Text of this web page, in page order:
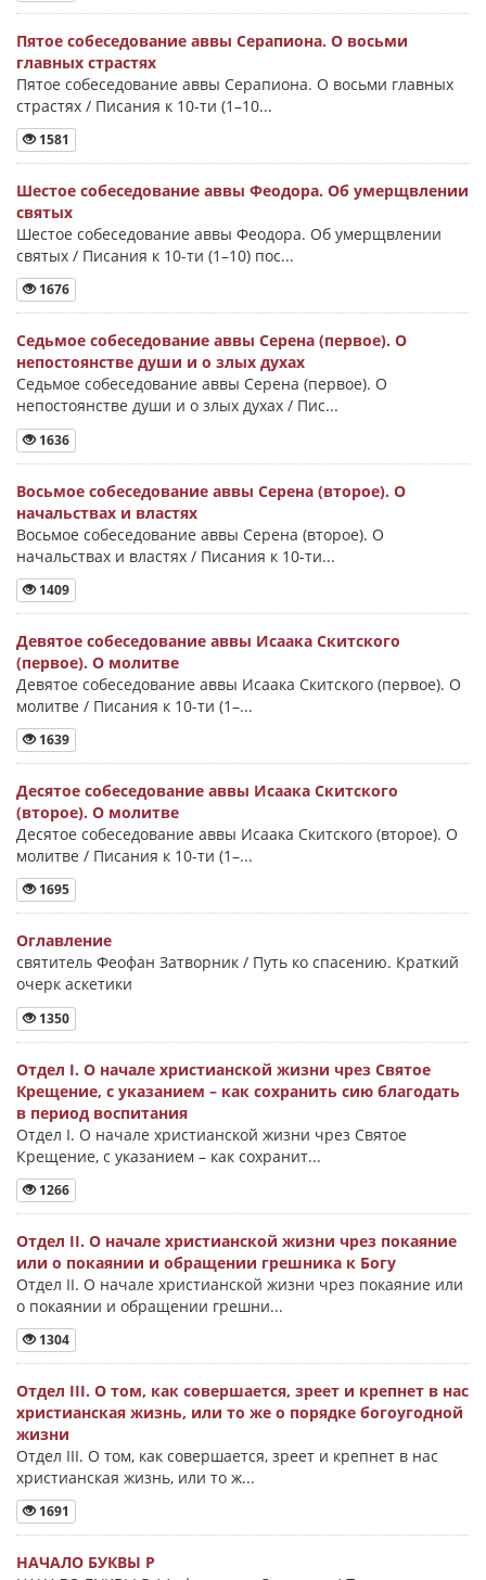
Пятое собеседование аввы Серапиона. О восьми
главных страстях
Пятое собеседование аввы Серапиона. О восьми главных
страстях / Писания к 10-ти (1–10...
1581
Шестое собеседование аввы Феодора. Об умерщвлении
святых
Шестое собеседование аввы Феодора. Об умерщвлении
святых / Писания к 10-ти (1–10) пос...
1676
Седьмое собеседование аввы Серена (первое). О
непостоянстве души и о злых духах
Седьмое собеседование аввы Серена (первое). О
непостоянстве души и о злых духах / Пис...
1636
Восьмое собеседование аввы Серена (второе). О
начальствах и властях
Восьмое собеседование аввы Серена (второе). О
начальствах и властях / Писания к 10-ти...
1409
Девятое собеседование аввы Исаака Скитского
(первое). О молитве
Девятое собеседование аввы Исаака Скитского (первое). О
молитве / Писания к 10-ти (1–...
1639
Десятое собеседование аввы Исаака Скитского
(второе). О молитве
Десятое собеседование аввы Исаака Скитского (второе). О
молитве / Писания к 10-ти (1–...
1695
Оглавление
святитель Феофан Затворник / Путь ко спасению. Краткий
очерк аскетики
1350
Отдел I. О начале христианской жизни чрез Святое
Крещение, с указанием – как сохранить сию благодать
в период воспитания
Отдел I. О начале христианской жизни чрез Святое
Крещение, с указанием – как сохранит...
1266
Отдел II. О начале христианской жизни чрез покаяние
или о покаянии и обращении грешника к Богу
Отдел II. О начале христианской жизни чрез покаяние или
о покаянии и обращении грешни...
1304
Отдел III. О том, как совершается, зреет и крепнет в нас
христианская жизнь, или то же о порядке богоугодной
жизни
Отдел III. О том, как совершается, зреет и крепнет в нас
христианская жизнь, или то ж...
1691
НАЧАЛО БУКВЫ Ρ